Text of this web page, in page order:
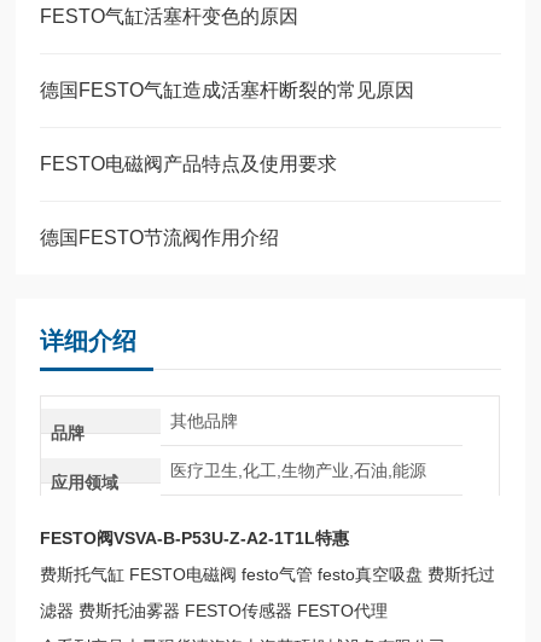
FESTO气缸活塞杆变色的原因
德国FESTO气缸造成活塞杆断裂的常见原因
FESTO电磁阀产品特点及使用要求
德国FESTO节流阀作用介绍
详细介绍
品牌
其他品牌
应用领域
医疗卫生,化工,生物产业,石油,能源
FESTO阀VSVA-B-P53U-Z-A2-1T1L特惠
费斯托气缸 FESTO电磁阀 festo气管 festo真空吸盘 费斯托过
滤器 费斯托油雾器 FESTO传感器 FESTO代理